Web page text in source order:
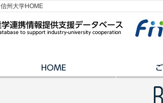
信州大学HOME